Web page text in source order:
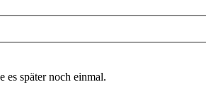
es später noch einmal.